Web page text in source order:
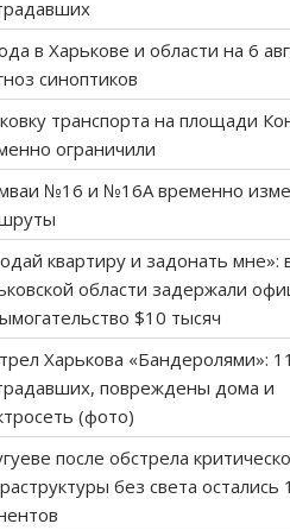
в Харькове и области на 6
синоптиков
транспорта на площади
ограничили
№16 и №16А временно
квартиру и задонать мне»:
области задержали
$10 тысяч
Харькова «Бандеролями»: 11
повреждены дома и
(фото)
после обстрела
без света остались